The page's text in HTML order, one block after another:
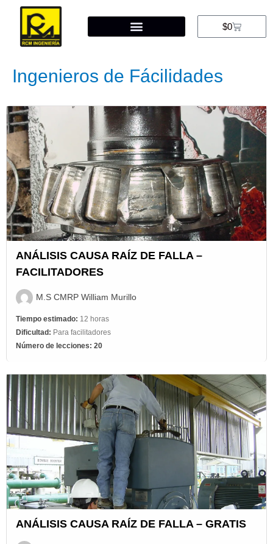
$0
Ingenieros de Fácilidades
ANÁLISIS CAUSA RAÍZ DE FALLA –
FACILITADORES
M.S CMRP William Murillo
Tiempo estimado: 12 horas
Dificultad: Para facilitadores
Número de lecciones: 20
ANÁLISIS CAUSA RAÍZ DE FALLA – GRATIS